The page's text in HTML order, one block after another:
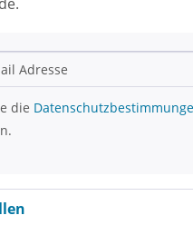
die